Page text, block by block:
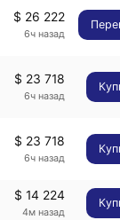
$ 26 222
6ч назад
$ 23 718
6ч назад
$ 23 718
6ч назад
$ 14 224
4м назад